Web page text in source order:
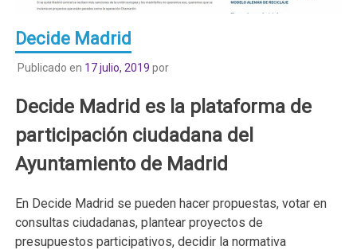
Decide Madrid
Publicado en 17 julio, 2019 por
Decide Madrid es la plataforma de
participación ciudadana del
Ayuntamiento de Madrid
En Decide Madrid se pueden hacer propuestas, votar en
consultas ciudadanas, plantear proyectos de
presupuestos participativos, decidir la normativa